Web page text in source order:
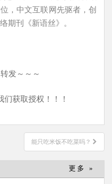
，中文互联网先驱者，创
期刊《新语丝》。
发～～～
们获取授权！！！
能只吃米饭不吃菜吗？
更多 »